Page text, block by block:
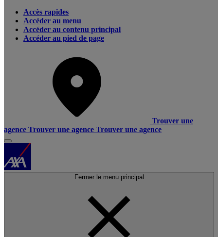
Accès rapides
Accéder au menu
Accéder au contenu principal
Accéder au pied de page
Trouver une
agence Trouver une agence Trouver une agence
Fermer le menu principal